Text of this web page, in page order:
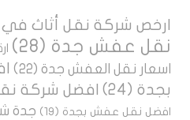
ارخص شركة نقل أثاث
نقل عفش جدة (28)
اسعار نقل العفش جدة (22)
بجدة (24) افضل شركة
افضل نقل عفش بجدة (19) جدة